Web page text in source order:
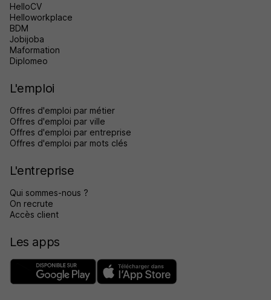
HelloCV
Helloworkplace
BDM
Jobijoba
Maformation
Diplomeo
L'emploi
Offres d'emploi par métier
Offres d'emploi par ville
Offres d'emploi par entreprise
Offres d'emploi par mots clés
L'entreprise
Qui sommes-nous ?
On recrute
Accès client
Les apps